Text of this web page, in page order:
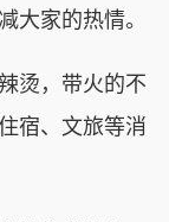
大家的热情。
，带火的不
宿、文旅等消